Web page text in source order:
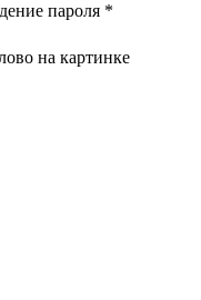
пароля *
на картинке